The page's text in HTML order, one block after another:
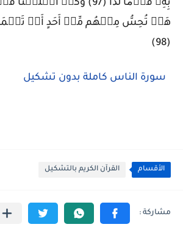
بِهِۦ قَوۡمٗا لُّدّٗا (97) وَكَمۡ
هَلۡ تُحِسُّ مِنۡهُم مِّنۡ أَحَدٍ أَوۡ
(98)
سورة الناس كاملة بدون تشكيل
الأقسام القرآن الكريم بالتشكيل